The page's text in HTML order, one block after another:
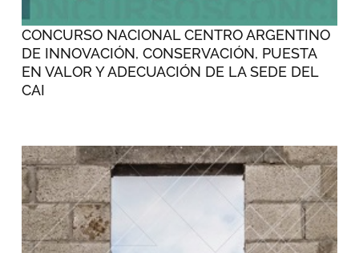
CONCURSO NACIONAL CENTRO ARGENTINO
DE INNOVACIÓN, CONSERVACIÓN, PUESTA
EN VALOR Y ADECUACIÓN DE LA SEDE DEL
CAI